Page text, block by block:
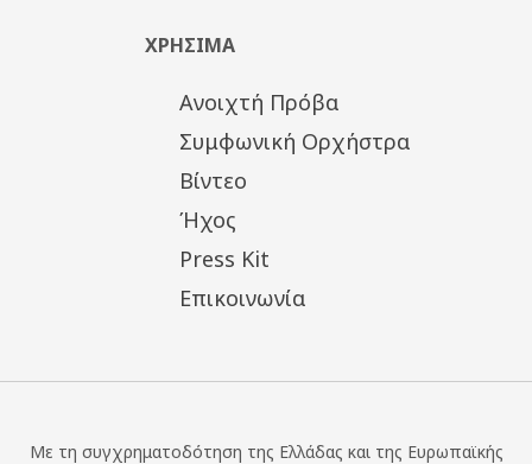
ΧΡΗΣΙΜΑ
Ανοιχτή Πρόβα
Συμφωνική Ορχήστρα
Βίντεο
Ήχος
Press Kit
Επικοινωνία
Με τη συγχρηματοδότηση της Ελλάδας και της Ευρωπαϊκής